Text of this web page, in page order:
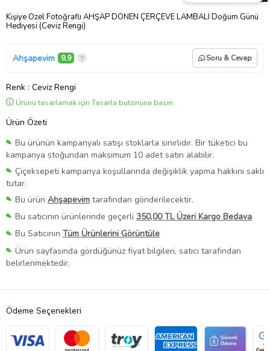
Kişiye Özel Fotoğraflı AHŞAP DÖNEN ÇERÇEVE LAMBALI Doğum Günü
Hediyesi (Ceviz Rengi)
Ahşapevim 9,9 Soru & Cevap
Renk : Ceviz Rengi
Ürünü tasarlamak için Tasarla butonuna basın.
Ürün Özeti
Bu ürünün kampanyalı satışı stoklarla sınırlıdır. Bir tüketici bu
kampanya stoğundan maksimum 10 adet satın alabilir.
Çiçeksepeti kampanya koşullarında değişiklik yapma hakkını saklı
tutar.
Bu ürün Ahşapevim tarafından gönderilecektir.
Bu satıcının ürünlerinde geçerli 350,00 TL Üzeri Kargo Bedava
Bu Satıcının Tüm Ürünlerini Görüntüle
Ürün sayfasında gördüğünüz fiyat bilgileri, satıcı tarafından
belirlenmektedir.
Ödeme Seçenekleri